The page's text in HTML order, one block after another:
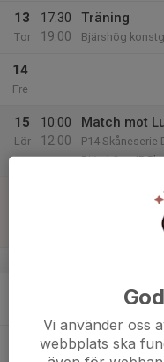
13
Tor
17:30
19:00
Träning
Bjärshög
14
Fre
15
Lör
10:00
12:00
Match mot
P14 Skåneserie
Bjärshögs IP
Match mot
P14 Nordvästra
Brunnbyvallen
Träning
Bjärshögs IP B-
Vi använder oss
webbplats ska